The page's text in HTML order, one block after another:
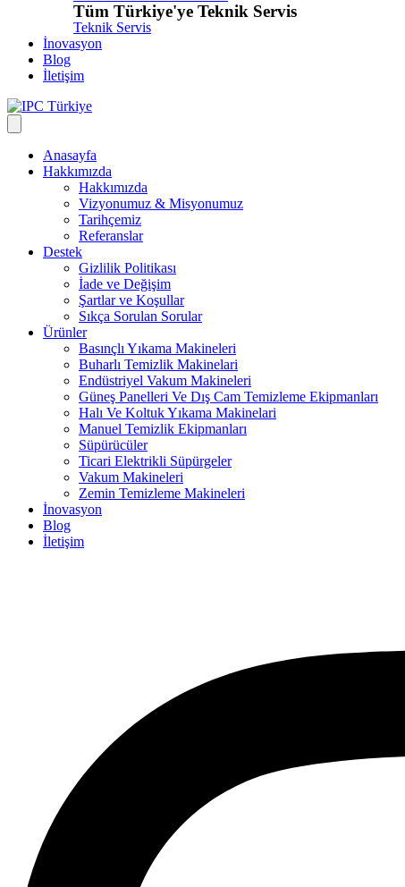
Tüm Türkiye'ye Teknik Servis
Teknik Servis
İnovasyon
Blog
İletişim
Anasayfa
Hakkımızda
Hakkımızda
Vizyonumuz & Misyonumuz
Tarihçemiz
Referanslar
Destek
Gizlilik Politikası
İade ve Değişim
Şartlar ve Koşullar
Sıkça Sorulan Sorular
Ürünler
Basınçlı Yıkama Makineleri
Buharlı Temizlik Makinelari
Endüstriyel Vakum Makineleri
Güneş Panelleri Ve Dış Cam Temizleme Ekipmanları
Halı Ve Koltuk Yıkama Makinelari
Manuel Temizlik Ekipmanları
Süpürücüler
Ticari Elektrikli Süpürgeler
Vakum Makineleri
Zemin Temizleme Makineleri
İnovasyon
Blog
İletişim